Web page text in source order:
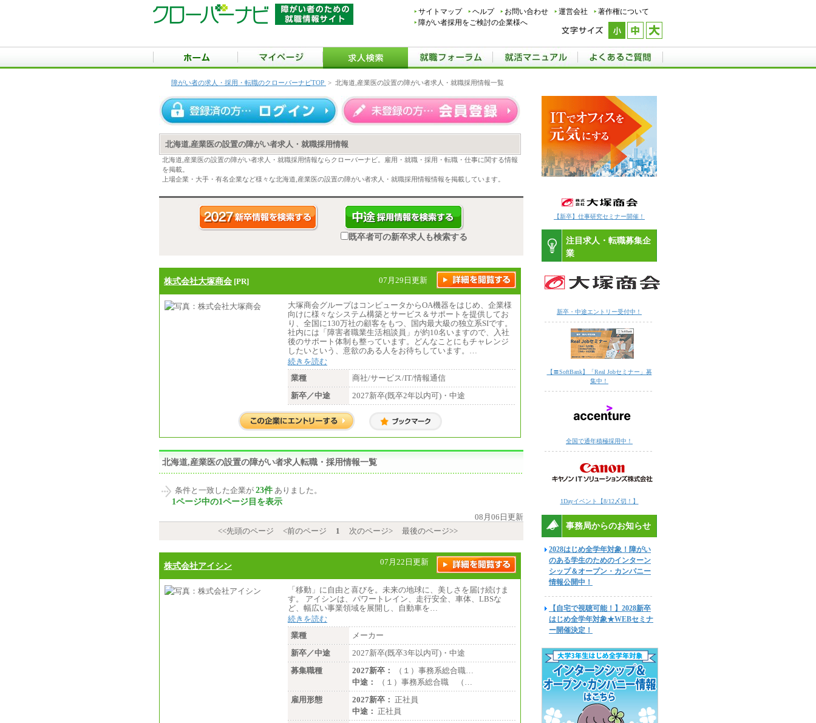
サイトマップ ヘルプ お問い合わせ 運営会社
著作権について
障がい者採用をご検討の企業様へ
障がい者の求人・採用・転職のクローバーナビTOP > 北海道,産業医の設置の障がい者求人・就職採用情報一覧
北海道,産業医の設置の障がい者求人・就職採用情報
北海道,産業医の設置の障がい者求人・就職採用情報ならクローバーナビ。雇用・就職・採用・転職・仕事に関する情報
を掲載。
上場企業・大手・有名企業など様々な北海道,産業医の設置の障がい者求人・就職採用情報情報を掲載しています。
既卒者可の新卒求人も検索する
株式会社大塚商会 [PR] 07月29日更新
大塚商会グループはコンピュータからOA機器をはじめ、企業様
向けに様々なシステム構築とサービス＆サポートを提供してお
り、全国に130万社の顧客をもつ、国内最大級の独立系SIです。
社内には「障害者職業生活相談員」が約10名いますので、入社
後のサポート体制も整っています。どんなことにもチャレンジ
したいという、意欲のある人をお待ちしています。…
続きを読む
業種
商社/サービス/IT/情報通信
新卒／中途
2027新卒(既卒2年以内可)・中途
北海道,産業医の設置の障がい者求人転職・採用情報一覧
条件と一致した企業が 23件 ありました。
1ページ中の1ページ目を表示
08月06日更新
<<先頭のページ
<前のページ 1 次のページ> 最後のページ>>
株式会社アイシン 07月22日更新
「移動」に自由と喜びを。未来の地球に、美しさを届け続けま
す。 アイシンは、パワートレイン、走行安全、車体、LBSな
ど、幅広い事業領域を展開し、自動車を…
続きを読む
業種
メーカー
新卒／中途
2027新卒(既卒3年以内可)・中途
募集職種
2027新卒：
（１）事務系総合職…
中途：
（１）事務系総合職 （…
雇用形態
2027新卒： 正社員
中途： 正社員
【新卒】仕事研究セミナー開催！
注目求人・転職募集企
業
新卒・中途エントリー受付中！
【〓SoftBank】「Real Jobセミナー」募
集中！
全国で通年積極採用中！
1Dayイベント【8/12〆切！】
事務局からのお知らせ
2028はじめ全学年対象！障がい
のある学生のためのインターン
シップ＆オープン・カンパニー
情報公開中！
【自宅で視聴可能！】2028新卒
はじめ全学年対象★WEBセミナ
ー開催決定！